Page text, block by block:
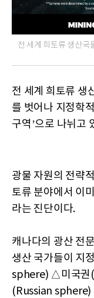
전 세계 희토류 생산국
전 세계 희토류 생
를 벗어나 지정학
구역’으로 나뉘고
광물 자원의 전략
토류 분야에서 이
라는 진단이다.
캐나다의 광산 전
생산 국가들이 지
sphere) △미국권
(Russian